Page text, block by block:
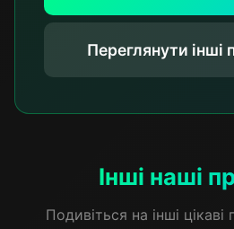
Переглянути інші
Інші наші
Подивіться на інші